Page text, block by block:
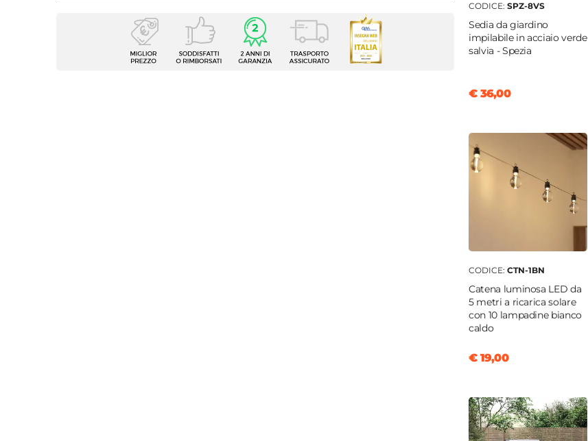
Caratteristiche
Cuscino per sedia
Quadrata
CODICE: SPZ-8VS
Sedia da giardino
impilabile in acciaio verde
salvia - Spezia
€ 36,00
CODICE: CTN-1BN
Catena luminosa LED da
5 metri a ricarica solare
con 10 lampadine bianco
caldo
€ 19,00